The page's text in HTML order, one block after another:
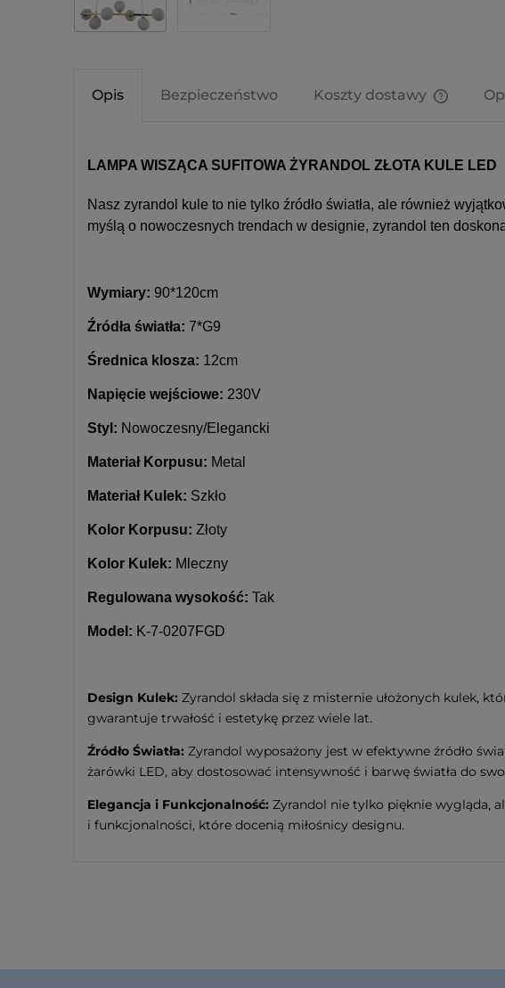
Opis Bezpieczeństwo Koszty dostawy
LAMPA WISZĄCA SUFITOWA ŻYRANDOL ZŁOTA KULE LED
Nasz zyrandol kule to nie tylko źródło światła, ale również
myślą o nowoczesnych trendach w designie, zyrandol ten
Wymiary: 90*120cm
Źródła światła: 7*G9
Średnica klosza: 12cm
Napięcie wejściowe: 230V
Styl: Nowoczesny/Elegancki
Materiał Korpusu: Metal
Materiał Kulek: Szkło
Kolor Korpusu: Złoty
Kolor Kulek: Mleczny
Regulowana wysokość: Tak
Model: K-7-0207FGD
Design Kulek: Zyrandol składa się z misternie ułożonych kulek,
gwarantuje trwałość i estetykę przez wiele lat.
Źródło Światła: Zyrandol wyposażony jest w efektywne źródło
żarówki LED, aby dostosować intensywność i barwę światła do
Elegancja i Funkcjonalność: Zyrandol nie tylko pięknie wygląda,
i funkcjonalności, które docenią miłośnicy designu.